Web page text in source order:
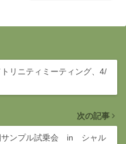
リニティミーティング、4/
次の記事
サンプル試乗会 in シャル